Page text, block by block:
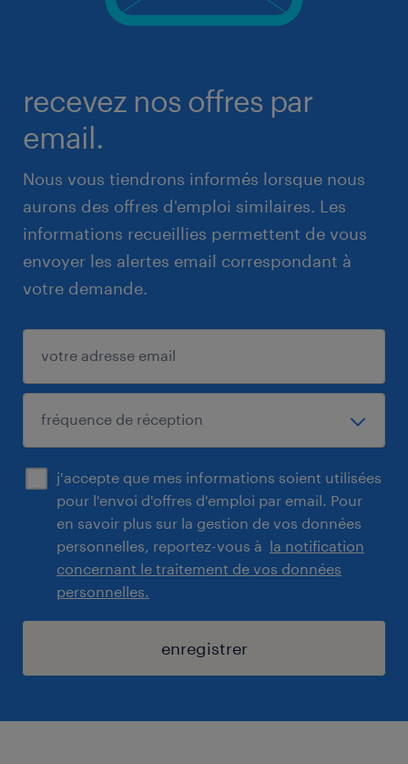
recevez nos offres par
email.
Nous vous tiendrons informés lorsque nous
aurons des offres d'emploi similaires. Les
informations recueillies permettent de vous
envoyer les alertes email correspondant à
votre demande.
j'accepte que mes informations soient utilisées
pour l'envoi d'offres d'emploi par email. Pour
en savoir plus sur la gestion de vos données
personnelles, reportez-vous à la notification
concernant le traitement de vos données
personnelles.
enregistrer